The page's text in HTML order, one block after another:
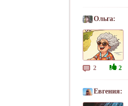
Ольга:
2 2
Евгения: